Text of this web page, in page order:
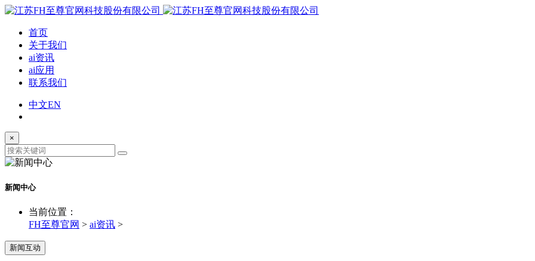
首页
关于我们
ai资讯
ai应用
联系我们
中文EN
×
新闻中心
当前位置：
FH至尊官网 > ai资讯 >
新闻互动